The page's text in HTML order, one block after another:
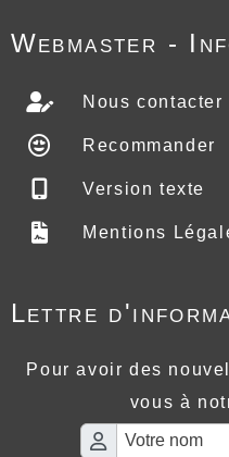
Webmaster -
Nous contacter
Recommander
Version texte
Mentions
Lettre
Pour avoir des
vous à